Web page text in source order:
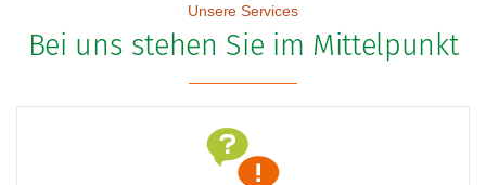
Bei uns stehen Sie im Mittelpunkt
Unsere Services